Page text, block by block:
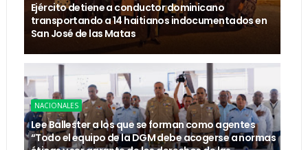
Ejército detiene a conductor dominicano
transportando a 14 haitianos indocumentados en
San José de las Matas
NACIONALES
Lee Ballester a los que se forman como agentes
“Todo el equipo de la DGM debe acogerse a normas